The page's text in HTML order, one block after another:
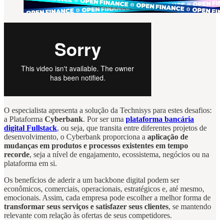
O especialista apresenta a solução da Technisys para estes desafios:
a Plataforma Cyberbank. Por ser uma plataforma bancária
digital Fullstack, ou seja, que transita entre diferentes projetos de
desenvolvimento, o Cyberbank proporciona a aplicação de
mudanças em produtos e processos existentes em tempo
recorde, seja a nível de engajamento, ecossistema, negócios ou na
plataforma em si.
Os benefícios de aderir a um backbone digital podem ser
econômicos, comerciais, operacionais, estratégicos e, até mesmo,
emocionais. Assim, cada empresa pode escolher a melhor forma de
transformar seus serviços e satisfazer seus clientes, se mantendo
relevante com relação às ofertas de seus competidores.